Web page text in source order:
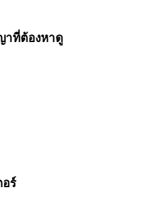
าที่ต้องหาดู
อร์